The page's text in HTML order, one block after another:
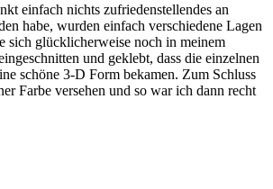
einfach nichts zufriedenstellendes an
habe, wurden einfach verschiedene Lagen
sich glücklicherweise noch in meinem
und geklebt, dass die einzelnen
schöne 3-D Form bekamen. Zum Schluss
Farbe versehen und so war ich dann recht